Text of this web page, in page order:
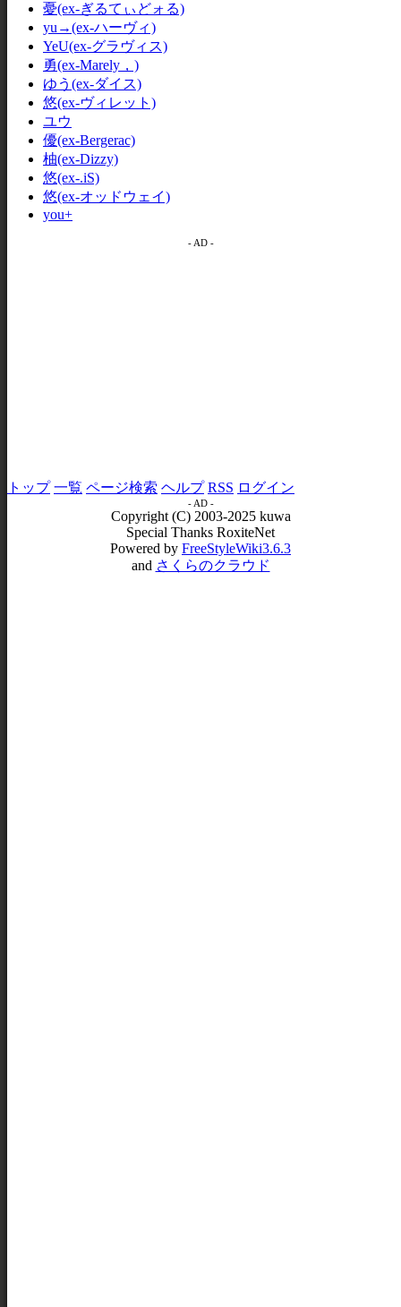
憂(ex-ぎるてぃどォる)
yu→(ex-ハーヴィ)
YeU(ex-グラヴィス)
勇(ex-Marely，)
ゆう(ex-ダイス)
悠(ex-ヴィレット)
ユウ
優(ex-Bergerac)
柚(ex-Dizzy)
悠(ex-.iS)
悠(ex-オッドウェイ)
you+
- AD -
トップ 一覧 ページ検索 ヘルプ RSS ログイン
- AD -
Copyright (C) 2003-2025 kuwa
Special Thanks RoxiteNet
Powered by FreeStyleWiki3.6.3
and さくらのクラウド